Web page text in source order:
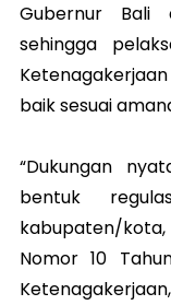
Gubernur Bali
sehingga
baik sesuai
“Dukungan
bentuk
kabupaten/
Nomor 10